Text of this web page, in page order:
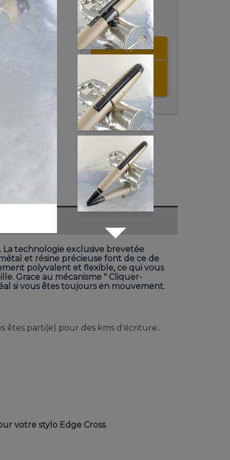
14
Sport

Ajouter au
panier
La technologie exclusive brevetée
et résine précieuse font de ce de
polyvalent et flexible, ce qui vous
Grace au mécanisme " Cliquer-
si vous êtes toujours en mouvement.
êtes parti(e) pour des kms d'écriture..
votre stylo Edge Cross.
